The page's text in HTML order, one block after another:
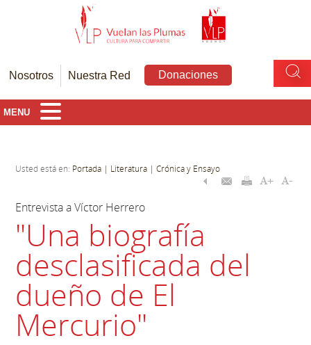
Nosotros Nuestra Red Donaciones
MENU
Usted está en: Portada | Literatura | Crónica y Ensayo
Entrevista a Víctor Herrero
"Una biografía
desclasificada del
dueño de El
Mercurio"